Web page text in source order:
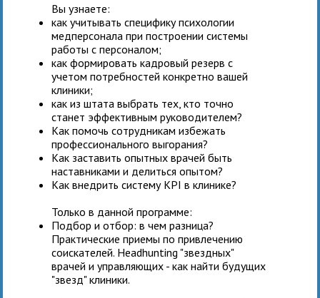
Вы узнаете:
как учитывать специфику психологии
медперсонала при построении системы
работы с персоналом;
как формировать кадровый резерв с
учетом потребностей конкретно вашей
клиники;
как из штата выбрать тех, кто точно
станет эффективным руководителем?
Как помочь сотрудникам избежать
профессионального выгорания?
Как заставить опытных врачей быть
наставниками и делиться опытом?
Как внедрить систему KPI в клинике?
Только в данной программе:
Подбор и отбор: в чем разница?
Практические приемы по привлечению
соискателей. Headhunting "звездных"
врачей и управляющих - как найти будущих
"звезд" клиники.